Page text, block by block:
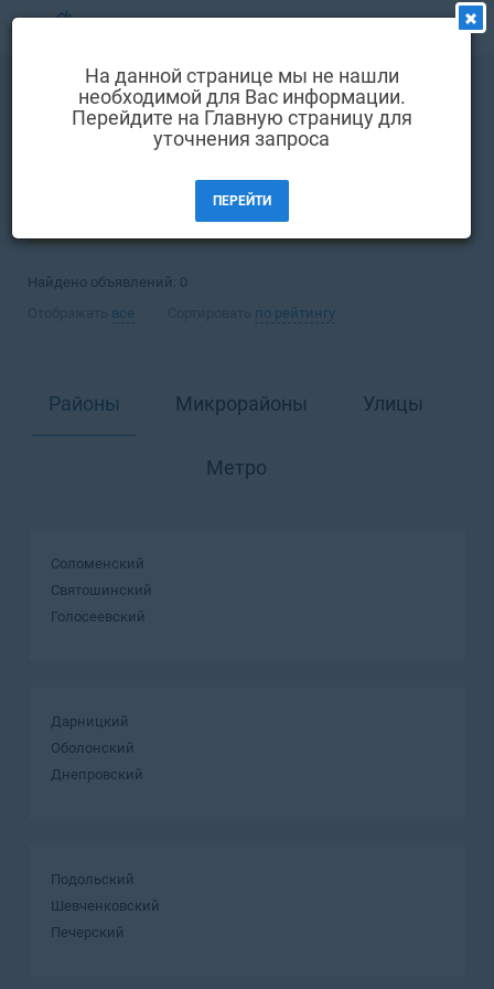
Выбрать язык
Вход и регистрация
Комментарии к объявления
Как добавить объявление
Аренда Офис
ФИЛЬТРЫ
Найдено объявлений: 0
все по рейтингу
Районы Микрорайоны Улицы
Метро
Соломенский
Святошинский
Голосеевский
Дарницкий
Оболонский
Днепровский
Подольский
Шевченковский
Печерский
На данной странице мы не нашли
необходимой для Вас информации.
Перейдите на Главную страницу для
уточнения запроса
ПЕРЕЙТИ